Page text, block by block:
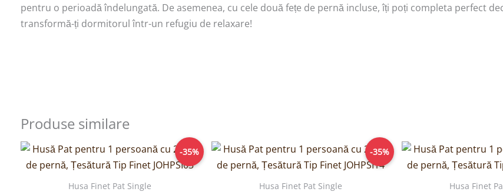
pentru o perioadă îndelungată. De asemenea, cu cele două fețe de pernă incluse, îți poți completa perfect
transformă-ți dormitorul într-un refugiu de relaxare!
Produse similare
-35%
Husa Finet Pat Single
Prețul
inițial
a
99,00lei.
Prețul
curent
este:
-35%
Husa Finet Pat Single
Prețul
inițial
a
99,00lei.
Prețul
curent
este:
Husa Finet
a